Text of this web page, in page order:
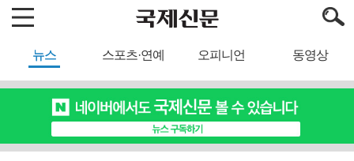
뉴스 스포츠·연예 오피니언 동영상